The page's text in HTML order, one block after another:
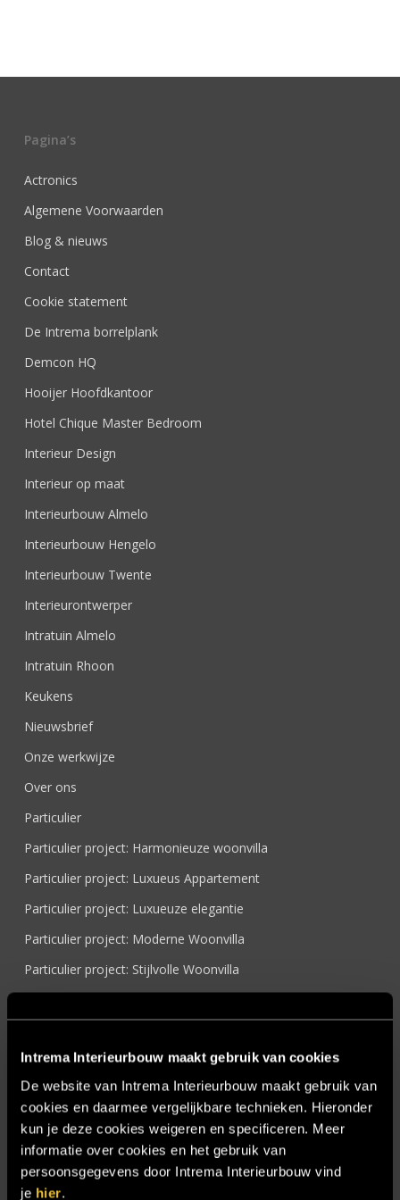
Intrema Interieurbouw maakt gebruik van cookies
De website van Intrema Interieurbouw maakt gebruik van
cookies en daarmee vergelijkbare technieken. Hieronder
kun je deze cookies weigeren en specificeren. Meer
informatie over cookies en het gebruik van
persoonsgegevens door Intrema Interieurbouw vind
je hier.
Pagina’s
Actronics
Algemene Voorwaarden
Blog & nieuws
Contact
Cookie statement
De Intrema borrelplank
Demcon HQ
Hooijer Hoofdkantoor
Hotel Chique Master Bedroom
Interieur Design
Interieur op maat
Interieurbouw Almelo
Interieurbouw Hengelo
Interieurbouw Twente
Interieurontwerper
Intratuin Almelo
Intratuin Rhoon
Keukens
Nieuwsbrief
Onze werkwijze
Over ons
Particulier
Particulier project: Harmonieuze woonvilla
Particulier project: Luxueus Appartement
Particulier project: Luxueuze elegantie
Particulier project: Moderne Woonvilla
Particulier project: Stijlvolle Woonvilla
Referenties
Samenwerken
Sensire
Showroom
SIDN